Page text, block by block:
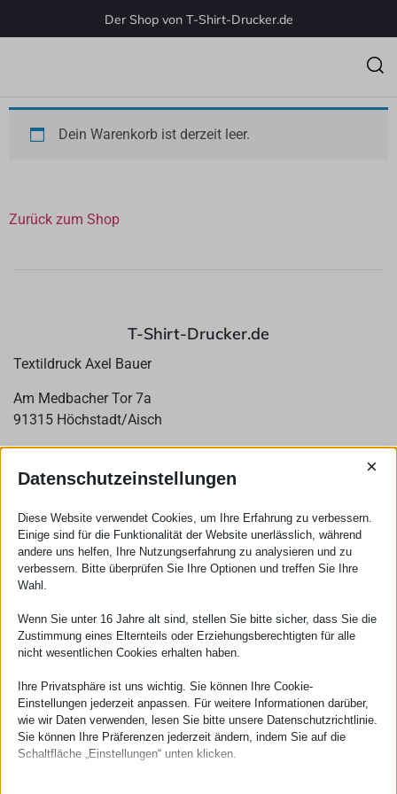
Der Shop von T-Shirt-Drucker.de
Dein Warenkorb ist derzeit leer.
Zurück zum Shop
T-Shirt-Drucker.de
Textildruck Axel Bauer
Am Medbacher Tor 7a
91315 Höchstadt/Aisch
Tel.: (09193) 7556
Fax: (09193) 9336
Rechtliches
Datenschutzerklärung
Zahlung & Versand
Widerrufsrecht
Vertrag widerufen
Datenschutzeinstellungen
×
Diese Website verwendet Cookies, um Ihre Erfahrung zu verbessern.
Einige sind für die Funktionalität der Website unerlässlich, während
andere uns helfen, Ihre Nutzungserfahrung zu analysieren und zu
verbessern. Bitte überprüfen Sie Ihre Optionen und treffen Sie Ihre
Wahl.
Wenn Sie unter 16 Jahre alt sind, stellen Sie bitte sicher, dass Sie die
Zustimmung eines Elternteils oder Erziehungsberechtigten für alle
nicht wesentlichen Cookies erhalten haben.
Ihre Privatsphäre ist uns wichtig. Sie können Ihre Cookie-
Einstellungen jederzeit anpassen. Für weitere Informationen darüber,
wie wir Daten verwenden, lesen Sie bitte unsere Datenschutzrichtlinie.
Sie können Ihre Präferenzen jederzeit ändern, indem Sie auf die
Schaltfläche „Einstellungen“ unten klicken.